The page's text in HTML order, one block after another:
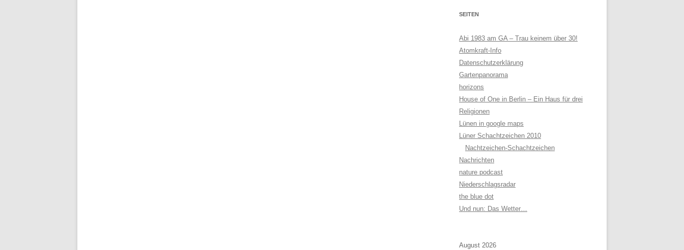
SEITEN
Abi 1983 am GA – Trau keinem über 30!
Atomkraft-Info
Datenschutzerklärung
Gartenpanorama
horizons
House of One in Berlin – Ein Haus für drei
Religionen
Lünen in google maps
Lüner Schachtzeichen 2010
Nachtzeichen-Schachtzeichen
Nachrichten
nature podcast
Niederschlagsradar
the blue dot
Und nun: Das Wetter…
August 2026